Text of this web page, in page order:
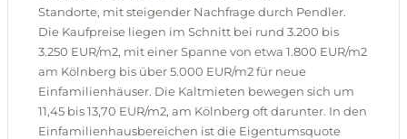
Standorte, mit steigender Nachfrage durch Pendler.
Die Kaufpreise liegen im Schnitt bei rund 3.200 bis
3.250 EUR/m2, mit einer Spanne von etwa 1.800 EUR/m2
am Kölnberg bis über 5.000 EUR/m2 für neue
Einfamilienhäuser. Die Kaltmieten bewegen sich um
11,45 bis 13,70 EUR/m2, am Kölnberg oft darunter. In den
Einfamilienhausbereichen ist die Eigentumsquote